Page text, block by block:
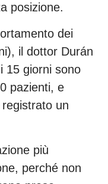
posizione.
dei
il dottor Durán
15 giorni sono
pazienti, e
un
più
perché non